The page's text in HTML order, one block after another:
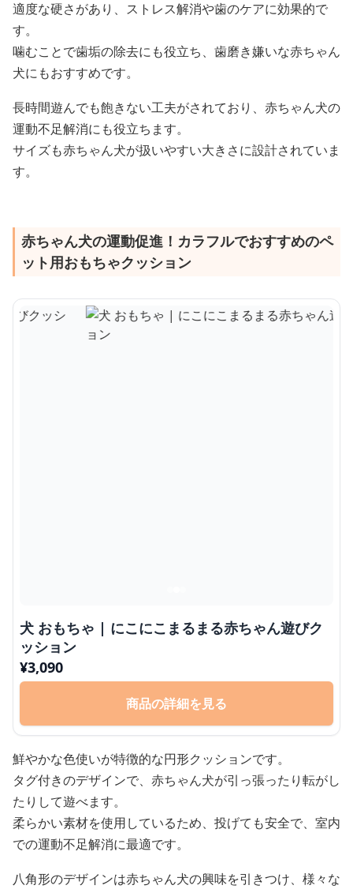
適度な硬さがあり、ストレス解消や歯のケアに効果的で
す。
噛むことで歯垢の除去にも役立ち、歯磨き嫌いな赤ちゃん
犬にもおすすめです。
長時間遊んでも飽きない工夫がされており、赤ちゃん犬の
運動不足解消にも役立ちます。
サイズも赤ちゃん犬が扱いやすい大きさに設計されていま
す。
赤ちゃん犬の運動促進！カラフルでおすすめのペ
ット用おもちゃクッション
犬 おもちゃ | にこにこまるまる赤ちゃん遊びク
ッション
¥3,090
商品の詳細を見る
鮮やかな色使いが特徴的な円形クッションです。
タグ付きのデザインで、赤ちゃん犬が引っ張ったり転がし
たりして遊べます。
柔らかい素材を使用しているため、投げても安全で、室内
での運動不足解消に最適です。
八角形のデザインは赤ちゃん犬の興味を引きつけ、様々な